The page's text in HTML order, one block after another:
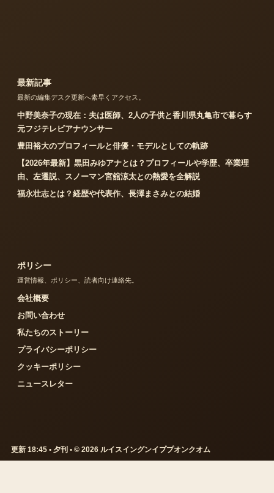
最新記事
最新の編集デスク更新へ素早くアクセス。
中野美奈子の現在：夫は医師、2人の子供と香川県丸亀市で暮らす
元フジテレビアナウンサー
豊田裕大のプロフィールと俳優・モデルとしての軌跡
【2026年最新】黒田みゆアナとは？プロフィールや学歴、卒業理
由、左遷説、スノーマン宮舘涼太との熱愛を全解説
福永壮志とは？経歴や代表作、長澤まさみとの結婚
ポリシー
運営情報、ポリシー、読者向け連絡先。
会社概要
お問い合わせ
私たちのストーリー
プライバシーポリシー
クッキーポリシー
ニュースレター
更新 18:45 • 夕刊 • © 2026 ルイスイングンイププオンクオム